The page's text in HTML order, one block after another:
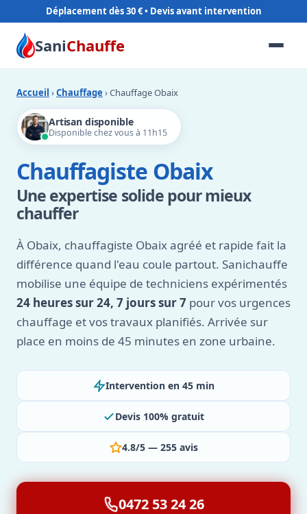
Déplacement dès 30 €
SaniChauffe
Accueil ›Chauffage › Chauffage Obaix
Artisan disponible
Disponible chez vous à 11h15
Chauffagiste Obaix
Une expertise solide pour mieux
chauffer
À Obaix, chauffagiste Obaix agréé et rapide fait la
différence quand l'eau coule partout. Sanichauffe
mobilise une équipe de techniciens expérimentés
24 heures sur 24, 7 jours sur 7 pour vos urgences
chauffage et vos travaux planifiés. Arrivée sur
place en moins de 45 minutes en zone urbaine.
Intervention en 45 min
Devis 100% gratuit
4.8/5 — 255 avis
0472 53 24 26